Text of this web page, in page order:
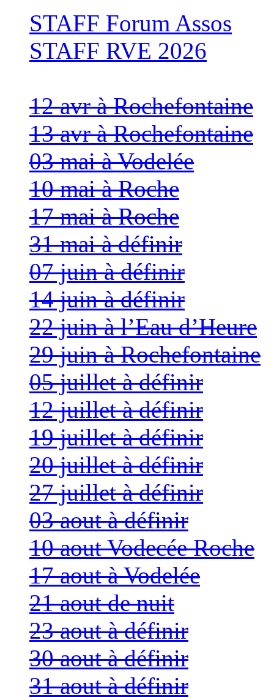
STAFF Forum Assos
STAFF RVE 2026
12 avr à Rochefontaine
13 avr à Rochefontaine
03 mai à Vodelée
10 mai à Roche
17 mai à Roche
31 mai à définir
07 juin à définir
14 juin à définir
22 juin à l’Eau d’Heure
29 juin à Rochefontaine
05 juillet à définir
12 juillet à définir
19 juillet à définir
20 juillet à définir
27 juillet à définir
03 aout à définir
10 aout Vodecée Roche
17 aout à Vodelée
21 aout de nuit
23 aout à définir
30 aout à définir
31 aout à définir